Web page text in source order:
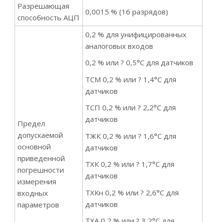
Разрешающая
способность АЦП
0,0015 % (16 разрядов)
Предел
допускаемой
основной
приведенной
погрешности
измерения
входных
параметров
0,2 % для унифицированных
аналоговых входов
0,2 % или ? 0,5°С для датчиков
ТСМ 0,2 % или ? 1,4°С для
датчиков
ТСП 0,2 % или ? 2,2°С для
датчиков
ТЖК 0,2 % или ? 1,6°С для
датчиков
ТХК 0,2 % или ? 1,7°С для
датчиков
ТХКн 0,2 % или ? 2,6°С для
датчиков